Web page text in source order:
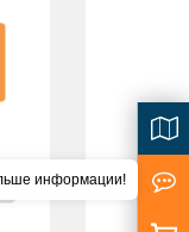
информации!